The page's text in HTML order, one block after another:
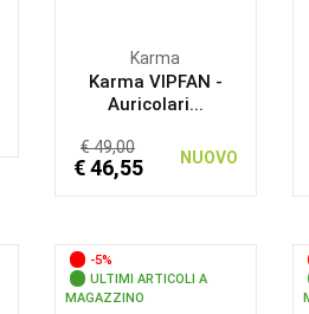
Karma
Karma VIPFAN -
Auricolari...
€ 49,00
€ 46,55 NUOVO
-5%
ULTIMI ARTICOLI A
MAGAZZINO